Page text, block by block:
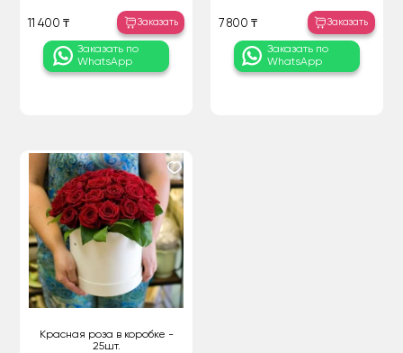
11 400 ₸ Заказать
Заказать по
WhatsApp
7 800 ₸ Заказать
Заказать по
WhatsApp
Красная роза в коробке -
25шт.